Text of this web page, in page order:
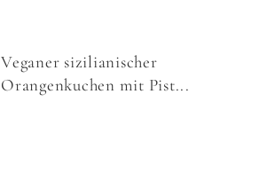
Veganer sizilianischer
Orangenkuchen mit Pist...